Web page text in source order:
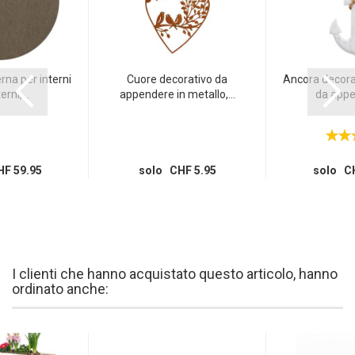
per interni
59.95
Cuore decorativo da
appendere in metallo,...
solo CHF 5.95
Ancora
da
solo
I clienti che hanno acquistato questo articolo, hanno
ordinato anche: